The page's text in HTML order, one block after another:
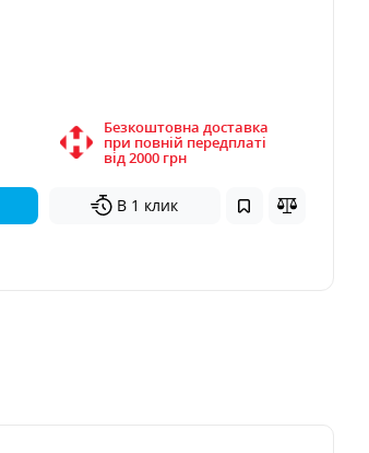
Безкоштовна доставка
при повній передплаті
вiд 2000 грн
В 1 клик